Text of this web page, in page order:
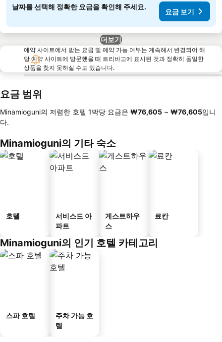
날짜를 선택해 정확한 요금을 확인해 주세요.
요금 보기
더보기
예약 사이트에서 받는 요금 및 예약 가능 여부는 계속해서 변경되어 해
당 예약 사이트에 방문했을 때 트리바고에 표시된 것과 정확히 동일한
상품을 찾지 못하실 수도 있습니다.
요금 범위
Minamioguni의 저렴한 호텔 1박당 요금은 ‎₩76,605 ~ ‎₩76,605입니
다.
Minamioguni의 기타 숙소
호텔
서비스드 아
파트
게스트하우
스
료칸
Minamioguni의 인기 호텔 카테고리
스파 호텔
주차 가능 호
텔